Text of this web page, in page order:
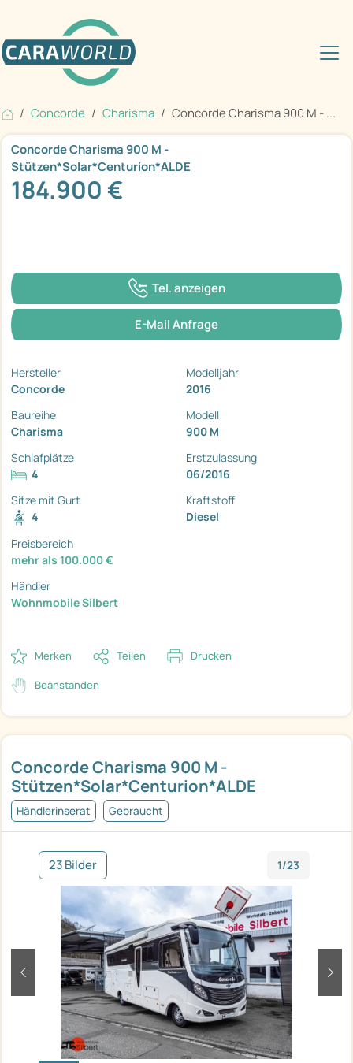
Concorde Charisma Concorde Charisma 900 M - ...
Concorde Charisma 900 M -
Stützen*Solar*Centurion*ALDE
Händlerinserat Gebraucht
23 Bilder 1/23
zurück
Concorde Charisma 900 M -
Stützen*Solar*Centurion*ALDE
184.900 €
Tel. anzeigen
E-Mail Anfrage
Hersteller
Concorde
Modelljahr
2016
Baureihe
Charisma
Modell
900 M
Schlafplätze
4
Erstzulassung
06/2016
Sitze mit Gurt
4
Kraftstoff
Diesel
Preisbereich
mehr als 100.000 €
Händler
Wohnmobile Silbert
Merken Teilen Drucken
Beanstanden